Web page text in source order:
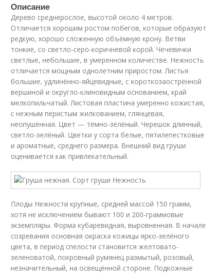
Описание
Дерево среднерослое, высотой около 4 метров.
Отличается хорошим ростом побегов, которые образуют
редкую, хорошо сложенную объёмную крону. Ветви
тонкие, со светло-серо-коричневой корой. Чечевички
светлые, небольшие, в умеренном количестве. Нежность
отличается мощным однолетним приростом. Листья
большие, удлинённо-яйцевидные, с короткозаострённой
вершиной и округло-клиновидным основанием, край
мелкопильчатый. Листовая пластина умеренно кожистая,
с нежным перистым жилкованием, глянцевая,
неопушённая. Цвет — тёмно-зелёный. Черешок длинный,
светло-зелёный. Цветки у сорта белые, пятилепестковые
и ароматные, среднего размера. Внешний вид груши
оценивается как привлекательный.
Плоды Нежности крупные, средней массой 150 грамм,
хотя не исключением бывают 100 и 200-граммовые
экземпляры. Форма кубаревидная, выровненная. В начале
созревания основная окраска кожицы ярко-зелёного
цвета, в период спелости становится желтовато-
зеленоватой, покровный румянец размытый, розовый,
незначительный, на освещённой стороне. Подкожные